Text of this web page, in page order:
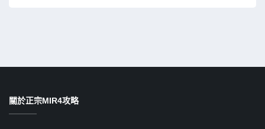
關於正宗MIR4攻略